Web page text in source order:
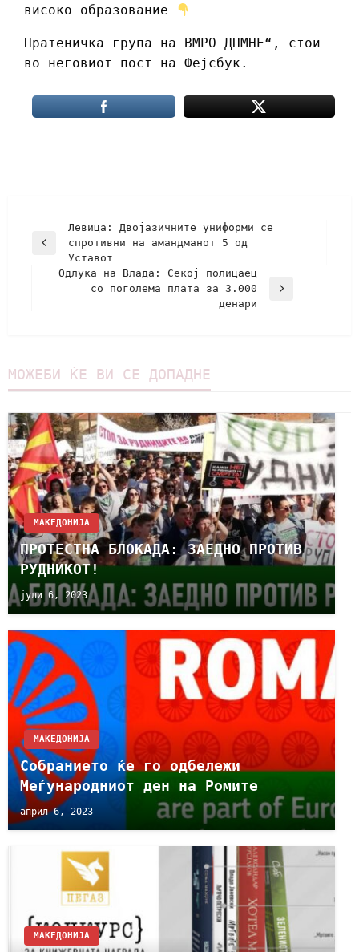
високо образование
Пратеничка група на ВМРО ДПМНЕ“, стои
во неговиот пост на Фејсбук.
Левица: Двојазичните униформи се
спротивни на амандманот 5 од
Уставот
Одлука на Влада: Секој полицаец
со поголема плата за 3.000
денари
МОЖЕБИ ЌЕ ВИ СЕ ДОПАДНЕ
МАКЕДОНИЈА
ПРОТЕСТНА БЛОКАДА: ЗАЕДНО ПРОТИВ
РУДНИКОТ!
јули 6, 2023
МАКЕДОНИЈА
Собранието ќе го одбележи
Меѓународниот ден на Ромите
април 6, 2023
МАКЕДОНИЈА